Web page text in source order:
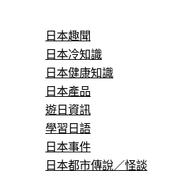
日本趣聞
日本冷知識
日本健康知識
日本產品
遊日資訊
學習日語
日本事件
日本都市傳說／怪談